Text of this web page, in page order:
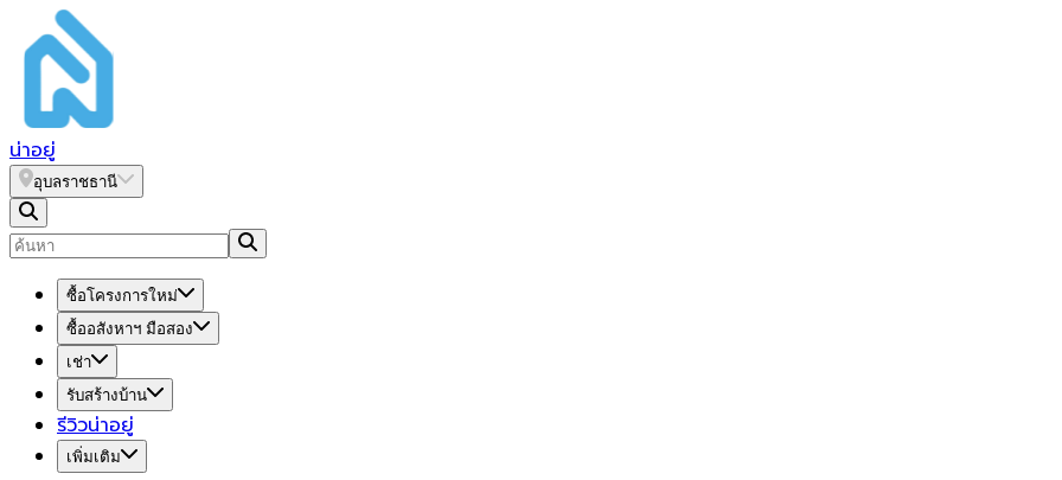
น่าอยู่
อุบลราชธานี
ซื้อโครงการใหม่
ซื้ออสังหาฯ มือสอง
เช่า
รับสร้างบ้าน
รีวิวน่าอยู่
เพิ่มเติม